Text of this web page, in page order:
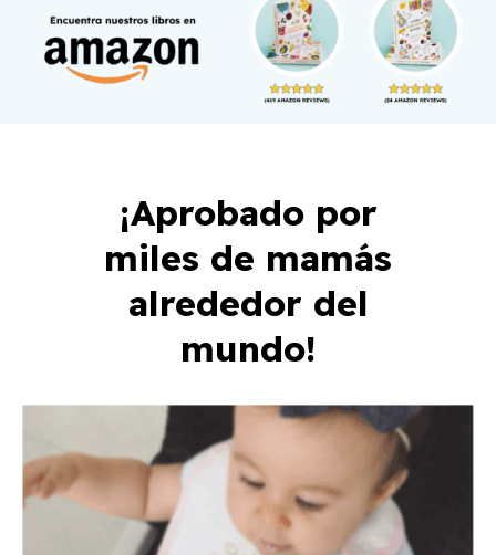
¡Aprobado por
miles de mamás
alrededor del
mundo!